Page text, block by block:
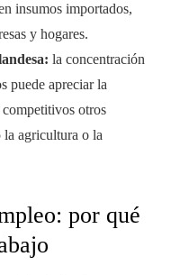
insumos importados,
y hogares.
la concentración
puede apreciar la
otros
la agricultura o la
por qué